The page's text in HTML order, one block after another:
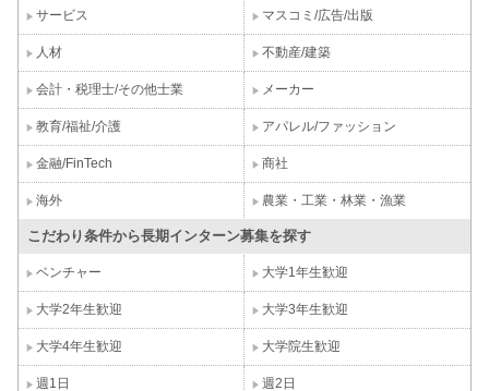
サービス マスコミ/広告/出版
人材 不動産/建築
会計・税理士/その他士業 メーカー
教育/福祉/介護 アパレル/ファッション
金融/FinTech 商社
海外 農業・工業・林業・漁業
こだわり条件から長期インターン募集を探す
ベンチャー 大学1年生歓迎
大学2年生歓迎 大学3年生歓迎
大学4年生歓迎 大学院生歓迎
週1日 週2日